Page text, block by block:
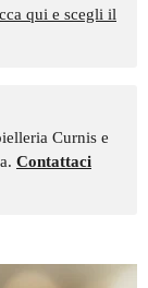
qui e scegli il
Curnis e
Contattaci